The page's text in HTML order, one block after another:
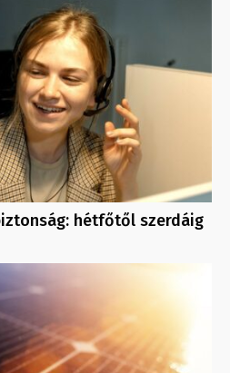
hétfőtől szerdáig